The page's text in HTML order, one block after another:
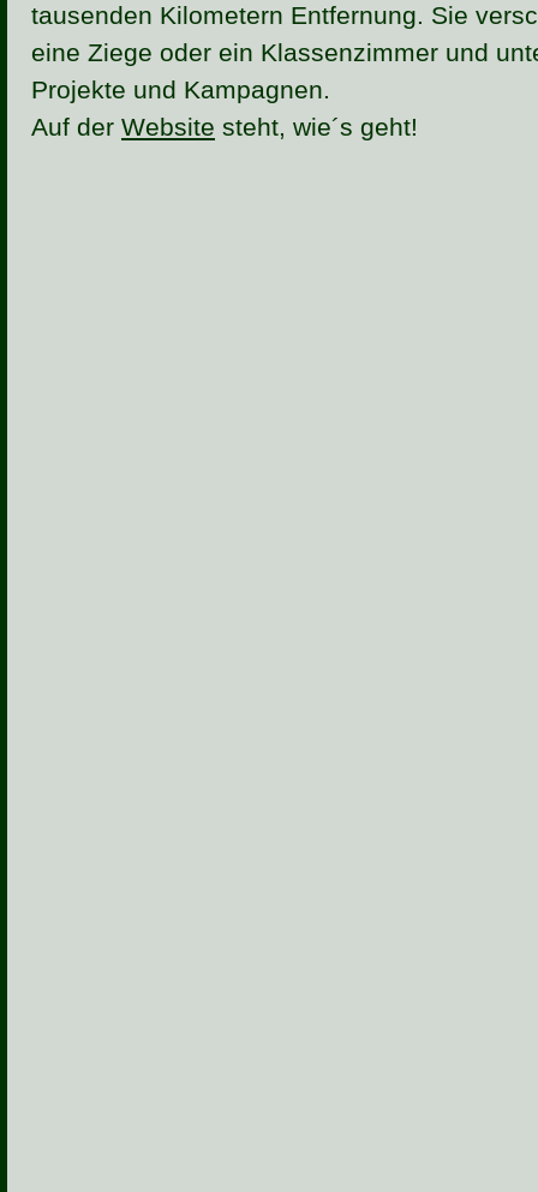
tausenden Kilometern Entfernung. Sie
eine Ziege oder ein Klassenzimmer und
Projekte und Kampagnen.
Auf der Website steht, wie´s geht!